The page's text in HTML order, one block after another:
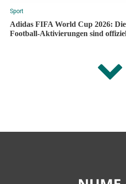
Sport
Adidas FIFA World Cup 2026:
Football-Aktivierungen sind